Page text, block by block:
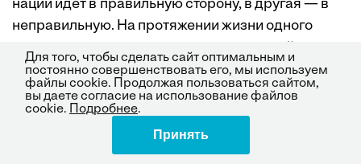
нации идет в правильную сторону, в другая — в
неправильную. На протяжении жизни одного
поколения и институты, и культура каждой из этих
стран изменились до неузнаваемости.
экономики — Финляндия. После распада СССР
Для того, чтобы сделать сайт оптимальным и
постоянно совершенствовать его, мы используем
файлы cookie. Продолжая пользоваться сайтом,
вы даете согласие на использование файлов
cookie.
Подробнее.
Принять